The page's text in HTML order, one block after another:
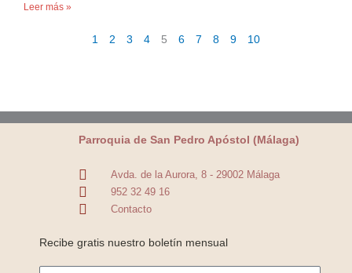
Leer más »
1 2 3 4 5 6 7 8 9 10
Parroquia de San Pedro Apóstol (Málaga)
Avda. de la Aurora, 8 - 29002 Málaga
952 32 49 16
Contacto
Recibe gratis nuestro boletín mensual